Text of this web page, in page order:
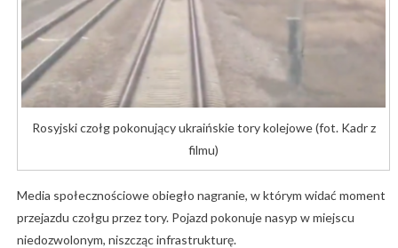
Rosyjski czołg pokonujący ukraińskie tory kolejowe (fot. Kadr z
filmu)
Media społecznościowe obiegło nagranie, w którym widać moment
przejazdu czołgu przez tory. Pojazd pokonuje nasyp w miejscu
niedozwolonym, niszcząc infrastrukturę.